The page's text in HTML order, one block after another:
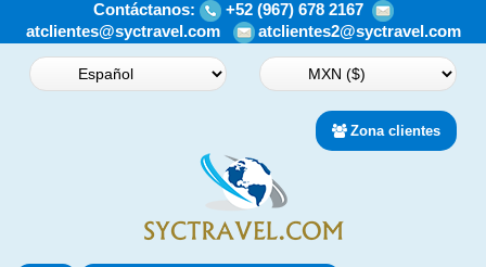
Contáctanos:
+52 (967) 678 2167
atclientes@syctravel.com
atclientes2@syctravel.com
Zona clientes